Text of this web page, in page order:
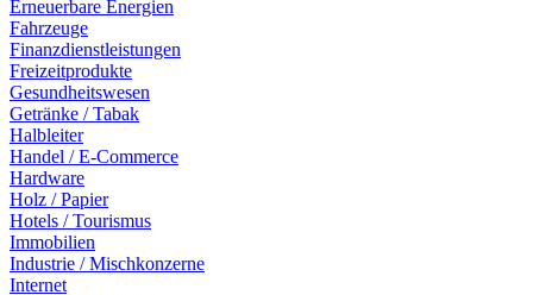
Erneuerbare Energien
Fahrzeuge
Finanzdienstleistungen
Freizeitprodukte
Gesundheitswesen
Getränke / Tabak
Halbleiter
Handel / E-Commerce
Hardware
Holz / Papier
Hotels / Tourismus
Immobilien
Industrie / Mischkonzerne
Internet